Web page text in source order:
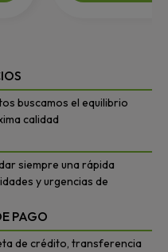
buscamos el equilibrio
calidad
siempre una rápida
y urgencias de
PAGO
de crédito, transferencia